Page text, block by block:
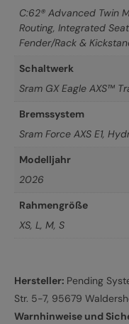
C:62® Advanced Twin
Routing, Integrated
Fender/Rack &
Schaltwerk
Sram GX Eagle AXS™
Bremssystem
Sram Force AXS E1,
Modelljahr
2026
Rahmengröße
XS, L, M, S
Hersteller: Pending
Str. 5-7, 95679
Warnhinweise und